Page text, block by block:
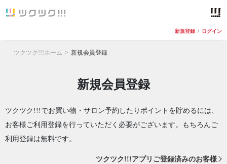
新規登録 / ログイン
ツクツク!!!ホーム 新規会員登録
新規会員登録
ツクツク!!!でお買い物・サロン予約したりポイントを貯めるには、
お客様ご利用登録を行っていただく必要がございます。もちろんご
利用登録は無料です。
ツクツク!!!アプリご登録済みのお客様